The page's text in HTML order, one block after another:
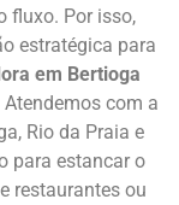
fluxo. Por isso,
estratégica para
em Bertioga
com a
Rio da Praia e
para estancar o
restaurantes ou